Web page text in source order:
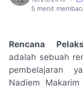
5 menit
Rencana
adalah sebuah
pembelajaran
Nadiem